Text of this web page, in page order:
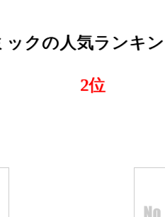
ックの人気ランキ
2位